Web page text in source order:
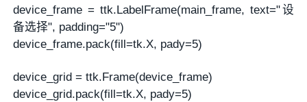
device_frame = ttk.LabelFrame(main_frame, text="设
备选择", padding="5")
device_frame.pack(fill=tk.X, pady=5)
device_grid = ttk.Frame(device_frame)
device_grid.pack(fill=tk.X, pady=5)